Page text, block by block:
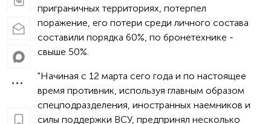
приграничных территориях, потерпел
поражение, его потери среди личного состава
составили порядка 60%, по бронетехнике -
свыше 50%.
"Начиная с 12 марта сего года и по настоящее
время противник, используя главным образом
спецподразделения, иностранных наемников и
силы поддержки ВСУ, предпринял несколько